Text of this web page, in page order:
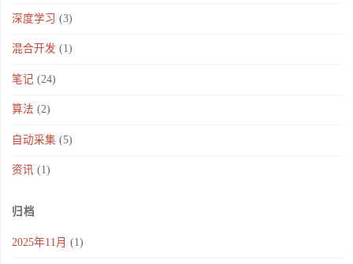
深度学习 (3)
混合开发 (1)
笔记 (24)
算法 (2)
自动采集 (5)
资讯 (1)
归档
2025年11月 (1)